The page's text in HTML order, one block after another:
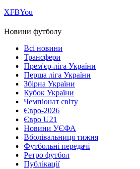
ХFBYou
Новини футболу
Всі новини
Трансфери
Прем'єр-ліга України
Перша ліга України
Збірна України
Кубок України
Чемпіонат світу
Євро-2026
Євро U21
Новини УЄФА
Вболівальниця тижня
Футбольні передачі
Ретро футбол
Публікації